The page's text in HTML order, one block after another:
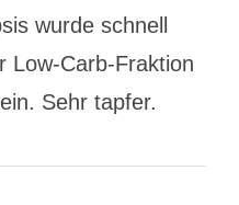
wurde schnell
Low-Carb-Fraktion
Sehr tapfer.